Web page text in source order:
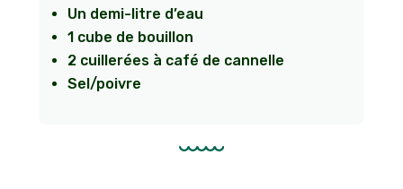
Un demi-litre d’eau
1 cube de bouillon
2 cuillerées à café de cannelle
Sel/poivre